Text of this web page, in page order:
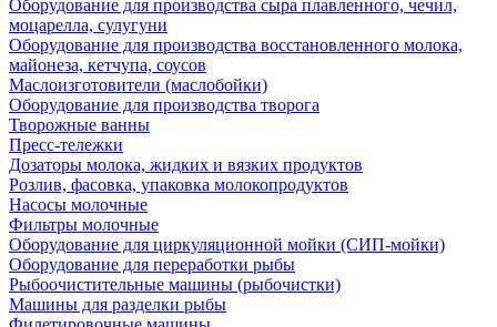
Оборудование для производства сыра плавленного, чечил,
моцарелла, сулугуни
Оборудование для производства восстановленного молока,
майонеза, кетчупа, соусов
Маслоизготовители (маслобойки)
Оборудование для производства творога
Творожные ванны
Пресс-тележки
Дозаторы молока, жидких и вязких продуктов
Розлив, фасовка, упаковка молокопродуктов
Насосы молочные
Фильтры молочные
Оборудование для циркуляционной мойки (СИП-мойки)
Оборудование для переработки рыбы
Рыбоочистительные машины (рыбочистки)
Машины для разделки рыбы